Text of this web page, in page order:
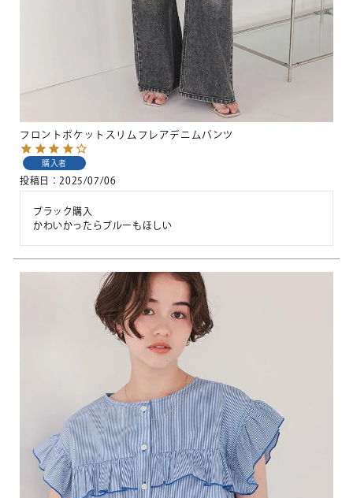
フロントポケットスリムフレアデニムパンツ
購入者
投稿日 2025/07/06
ブラック購入
かわいかったらブルーもほしい